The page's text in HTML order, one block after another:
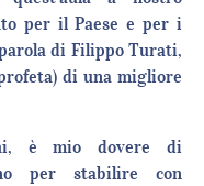
per il Paese e per i
di Filippo Turati,
di una migliore
è mio dovere di
per stabilire con